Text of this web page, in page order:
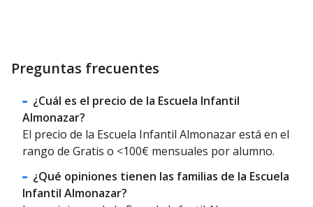
Preguntas frecuentes
¿Cuál es el precio de la Escuela Infantil
Almonazar?
El precio de la Escuela Infantil Almonazar está en el
rango de Gratis o <100€ mensuales por alumno.
¿Qué opiniones tienen las familias de la Escuela
Infantil Almonazar?